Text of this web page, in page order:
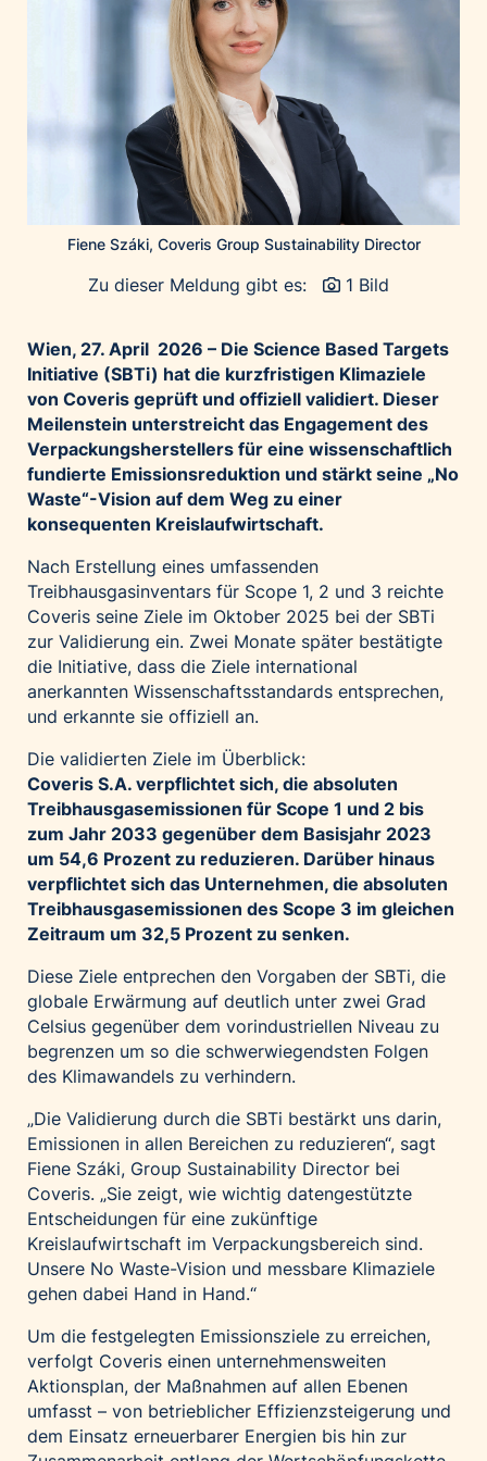
Huawei Consumer Business Group
JP Immobilien
Kroatische Zentrale für Tourismus
List Holding Gruppe
Marble House
Mondelēz Österreich
Muse Electronics
Neuroth
öbv – Österreichischer Bundesverlag
Ökopharm
Palfinger AG
REXEL Austria
Starbucks
Superbrands Austria
Tante Fanny
Vollpension
Wolt
woom bikes
Kontakt
Fiene Száki, Coveris Group Sustainability Director
Zu dieser Meldung gibt es: 1 Bild
Wien, 27. April 2026 – Die Science Based Targets
Initiative (SBTi) hat die kurzfristigen Klimaziele
von Coveris geprüft und offiziell validiert. Dieser
Meilenstein unterstreicht das Engagement des
Verpackungsherstellers für eine wissenschaftlich
fundierte Emissionsreduktion und stärkt seine „No
Waste“-Vision auf dem Weg zu einer
konsequenten Kreislaufwirtschaft.
Nach Erstellung eines umfassenden
Treibhausgasinventars für Scope 1, 2 und 3 reichte
Coveris seine Ziele im Oktober 2025 bei der SBTi
zur Validierung ein. Zwei Monate später bestätigte
die Initiative, dass die Ziele international
anerkannten Wissenschaftsstandards entsprechen,
und erkannte sie offiziell an.
Die validierten Ziele im Überblick:
Coveris S.A. verpflichtet sich, die absoluten
Treibhausgasemissionen für Scope 1 und 2 bis
zum Jahr 2033 gegenüber dem Basisjahr 2023
um 54,6 Prozent zu reduzieren. Darüber hinaus
verpflichtet sich das Unternehmen, die absoluten
Treibhausgasemissionen des Scope 3 im gleichen
Zeitraum um 32,5 Prozent zu senken.
Diese Ziele entprechen den Vorgaben der SBTi, die
globale Erwärmung auf deutlich unter zwei Grad
Celsius gegenüber dem vorindustriellen Niveau zu
begrenzen um so die schwerwiegendsten Folgen
des Klimawandels zu verhindern.
„Die Validierung durch die SBTi bestärkt uns darin,
Emissionen in allen Bereichen zu reduzieren“, sagt
Fiene Száki, Group Sustainability Director bei
Coveris. „Sie zeigt, wie wichtig datengestützte
Entscheidungen für eine zukünftige
Kreislaufwirtschaft im Verpackungsbereich sind.
Unsere No Waste-Vision und messbare Klimaziele
gehen dabei Hand in Hand.“
Um die festgelegten Emissionsziele zu erreichen,
verfolgt Coveris einen unternehmensweiten
Aktionsplan, der Maßnahmen auf allen Ebenen
umfasst – von betrieblicher Effizienzsteigerung und
dem Einsatz erneuerbarer Energien bis hin zur